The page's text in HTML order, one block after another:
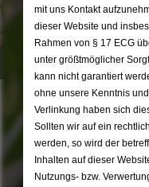
mit uns Kontakt
dieser Website und
Rahmen von § 17 ECG
unter größtmöglicher
kann nicht garantiert
ohne unsere Kenntnis
Verlinkung haben sich
Sollten wir auf ein
werden, so wird der
Inhalten auf dieser
Nutzungs- bzw.